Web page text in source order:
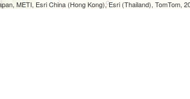
METI, Esri China (Hong Kong), Esri (Thailand), TomTom,